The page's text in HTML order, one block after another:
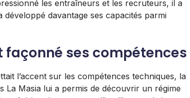
les entraîneurs et les recruteurs, il a
développé davantage ses capacités parmi
façonné ses compétences
l’accent sur les compétences techniques, la
La Masia lui a permis de découvrir un régime